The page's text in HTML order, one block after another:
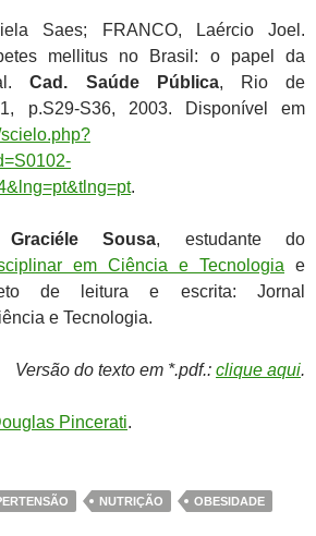
Saes; FRANCO, Laércio Joel.
mellitus no Brasil: o papel da
Cad. Saúde Pública, Rio de
p.S29-S36, 2003. Disponível em
.
Sousa, estudante do
em Ciência e Tecnologia e
de leitura e escrita: Jornal
e Tecnologia.
Versão do texto em *.pdf.: clique aqui.
Pincerati.
NUTRIÇÃO
OBESIDADE